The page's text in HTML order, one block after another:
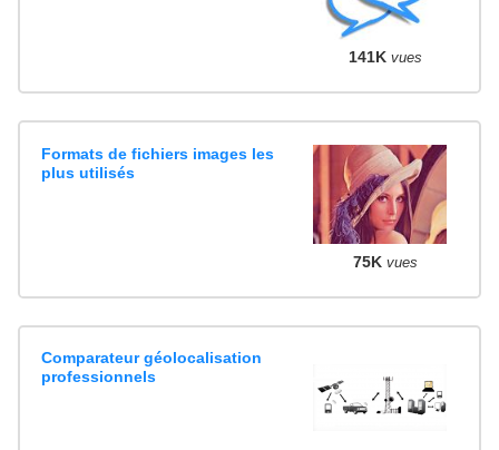
141K vues
Formats de fichiers images les
plus utilisés
75K vues
Comparateur géolocalisation
professionnels